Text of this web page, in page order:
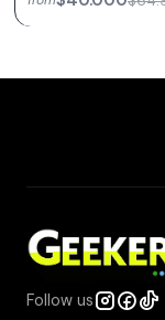
Follow us